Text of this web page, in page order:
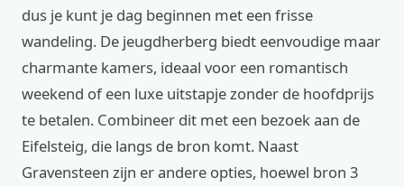
dus je kunt je dag beginnen met een frisse
wandeling. De jeugdherberg biedt eenvoudige maar
charmante kamers, ideaal voor een romantisch
weekend of een luxe uitstapje zonder de hoofdprijs
te betalen. Combineer dit met een bezoek aan de
Eifelsteig, die langs de bron komt. Naast
Gravensteen zijn er andere opties, hoewel bron 3